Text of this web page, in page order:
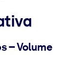
– Volume